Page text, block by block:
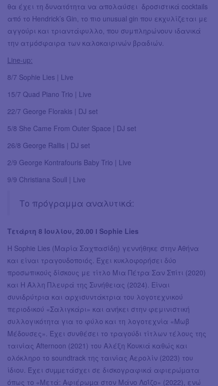
θα έχει τη δυνατότητα να απολαύσει δροσιστικά cocktails
από το Hendrick’s Gin, το πιο unusual gin που εκχυλίζεται με
αγγούρι και τριαντάφυλλο, που συμπληρώνουν ιδανικά
την ατμόσφαιρα των καλοκαιρινών βραδιών.
Line-up:
8/7 Sophie Lies | Live
15/7 Quad Piano Trio | Live
22/7 George Florakis | DJ set
5/8 She Came From Outer Space | DJ set
26/8 George Rallis | DJ set
2/9 George Kontrafouris Baby Trio | Live
9/9 Christiana Soull | Live
Το πρόγραμμα αναλυτικά:
Τετάρτη 8 Ιουλίου, 20.00 ӏ Sophie Lies
Η Sophie Lies (Μαρία Σαχπασίδη) γεννήθηκε στην Αθήνα
και είναι τραγουδοποιός. Έχει κυκλοφορήσει δύο
προσωπικούς δίσκους με τίτλο Μια Πέτρα Σαν Σπίτι (2020)
και Η Άλλη Πλευρά της Συνήθειας (2024). Είναι
συνιδρύτρια και αρχισυντάκτρια του λογοτεχνικού
περιοδικού «Σαλιγκάρι» και ανήκει στην φεμινιστική
συλλογικότητα για το φύλο και τη λογοτεχνία «Μωβ
Μέδουσες». Έχει συνθέσει το τραγούδι τίτλων τέλους της
ταινίας Afternoon (2021) του Αλέξη Κουκιά καθώς και
ολόκληρο το soundtrack της ταινίας Αερολίν (2023) του
ίδιου. Έχει συµµετάσχει σε δισκογραφικά αφιερώµατα
όπως το «Μετά: Αφιέρωµα στον Μάνο Λοΐζο» (2022), ενώ